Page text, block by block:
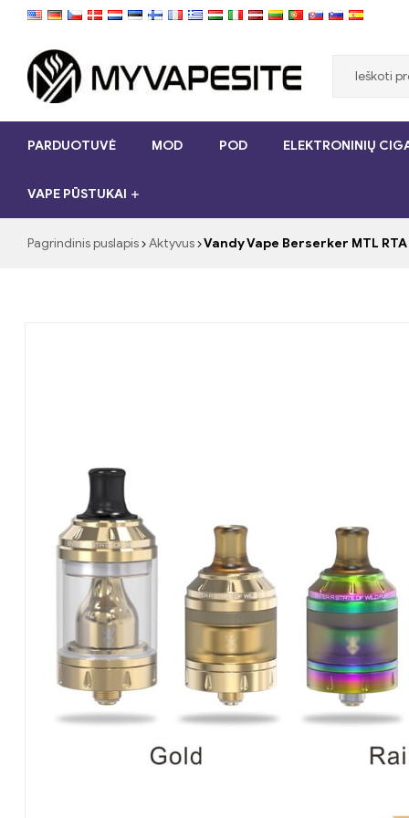
Myvapesite.de
cigaretes
pigiai
internete
PARDUOTUVĖ MOD POD ELEKTRONINIŲ
VAPE PŪSTUKAI
Pagrindinis puslapis Aktyvus Vandy Vape Berserker MTL